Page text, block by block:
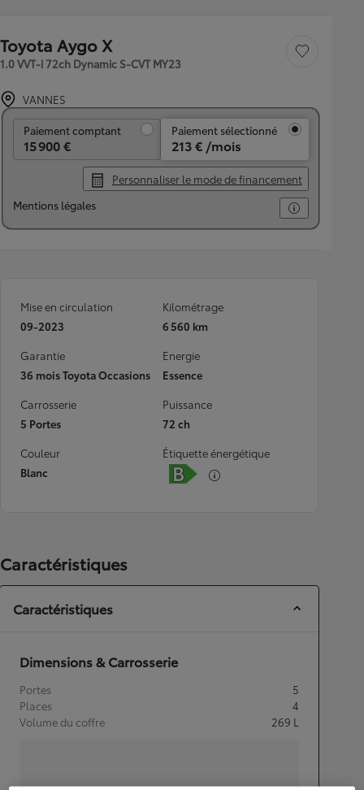
Toyota Aygo X
1.0 VVT-i 72ch Dynamic S-CVT MY23
Sauvegarder le
VANNES
Paiement comptant
15 900 €
Paiement sélectionné
213 € /mois
Personnaliser le mode de financement
Mentions légales
Mise en circulation
09-2023
Kilométrage
6 560 km
Garantie
36 mois Toyota Occasions
Energie
Essence
Carrosserie
5 Portes
Puissance
72 ch
Couleur
Blanc
Étiquette énergétique
Caractéristiques
Caractéristiques
Dimensions & Carrosserie
Portes
5
Places
4
Volume du coffre
269 L